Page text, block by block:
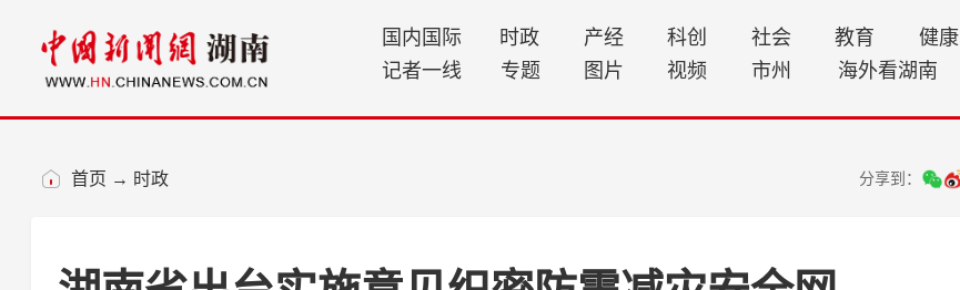
国内国际 时政 产经 科创 社会 教育 健康
记者一线
专题 图片 视频 市州 海外看湖南
首页 → 时政 分享到：